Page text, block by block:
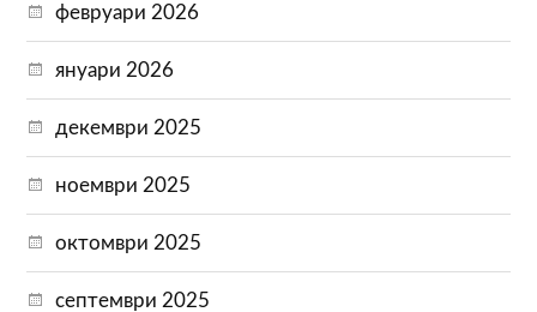
февруари 2026
януари 2026
декември 2025
ноември 2025
октомври 2025
септември 2025